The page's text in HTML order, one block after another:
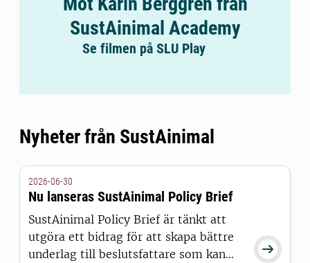
SustAinimal Academy
Se filmen på SLU Play
Nyheter från SustAinimal

2026-06-30
Nu lanseras SustAinimal Policy Brief
SustAinimal Policy Brief är tänkt att
utgöra ett bidrag för att skapa bättre
underlag till beslutsfattare som kan